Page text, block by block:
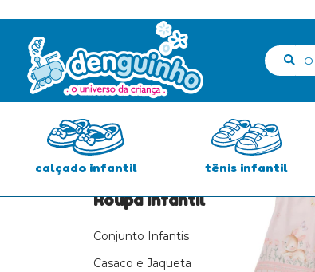
calçado infantil tênis infantil
Roupa Infantil
Faixa de Preço
Preço:
R$1000.00
Roupa Infantil
Conjunto Infantis
Casaco e Jaqueta